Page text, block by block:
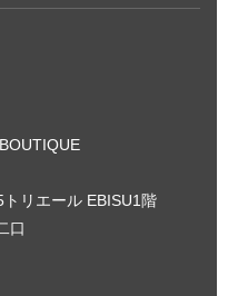
リエール EBISU1階
口